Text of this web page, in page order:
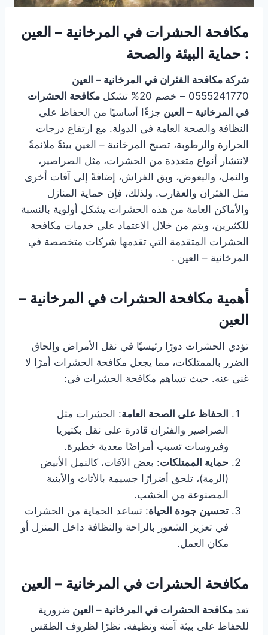
مكافحة الحشرات في المرخانية – العين
: حماية البيئة والصحة
شركة مكافحة الفئران في المرخانية – العين
0555241770 – خصم 20% تشكل
مكافحة الحشرات
في المرخانية – العين جزءًا أساسيًا من الحفاظ على
النظافة والصحة العامة في الدولة. مع ارتفاع درجات
الحرارة والرطوبة، تصبح المرخانية – العين بيئةً ملائمةً
لانتشار أنواع متعددة من الحشرات، مثل الصراصير،
والنمل، والبعوض، وبق الفراش، إضافةً إلى آفات أخرى
مثل الفئران والعقارب. ولذلك، فإن حماية المنازل
والأماكن العامة من هذه الحشرات يشكل أولوية بالنسبة
للكثيرين، ويتم من خلال الاعتماد على خدمات مكافحة
الحشرات المتقدمة التي تقدمها شركات متخصصة في
المرخانية – العين .
أهمية مكافحة الحشرات في المرخانية –
العين
تؤدي الحشرات دورًا رئيسيًا في نقل الأمراض وإلحاق
الضرر بالممتلكات، مما يجعل مكافحة الحشرات أمرًا لا
غنى عنه. حيث تساهم مكافحة الحشرات في:
الحفاظ على الصحة العامة: الحشرات مثل
الصراصير والفئران قادرة على نقل بكتيريا
وفيروسات تسبب أمراضًا معدية خطيرة.
حماية الممتلكات: بعض الآفات، كالنمل الأبيض
(الرمة)، تلحق أضرارًا جسيمة بالأثاث والأبنية
المصنوعة من الخشب.
تحسين جودة الحياة: تساعد الحماية من الحشرات
في تعزيز الشعور بالراحة والنظافة داخل المنزل أو
مكان العمل.
مكافحة الحشرات في المرخانية – العين
تعد مكافحة الحشرات في المرخانية – العين ضرورية
للحفاظ على بيئة آمنة ونظيفة. نظرًا لظروف الطقس